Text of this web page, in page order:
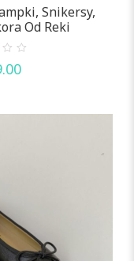
Snikersy,
Od Reki